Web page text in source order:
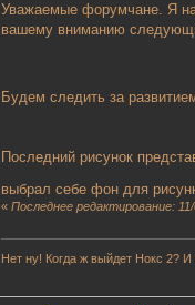
Уважаемые форумчане. Я
вашему вниманию
Будем следить за
Последний рисунок
выбрал себе фон для
«Последнее редактирование:
Нет ну! Когда ж выйдет Нокс 2?